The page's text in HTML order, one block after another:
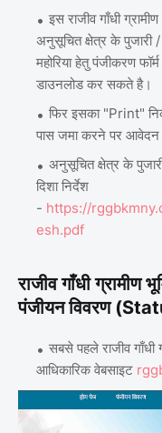
इस राजीव गाँधी
अनुसूचित क्षेत्र के पुजारी /
महोरिया हेतु पंजीकरण
डाउनलोड कर सकते है।
फिर इसका "Print"
पास जमा करने पर आवेदन
अनुसूचित क्षेत्र के
दिशा निर्देश
- https://
esh.pdf
राजीव गाँधी ग्रामीण
पंजीयन विवरण
सबसे पहले राजीव गाँधी
आधिकारिक वेबसाइट